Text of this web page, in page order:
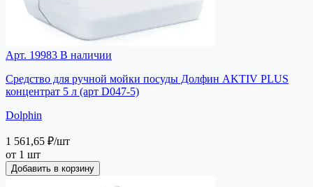
Арт. 19983 В наличии
Средство для ручной мойки посуды Долфин AKTIV PLUS
концентрат 5 л (арт D047-5)
Dolphin
1 561,65 ₽/шт
от 1 шт
Добавить в корзину